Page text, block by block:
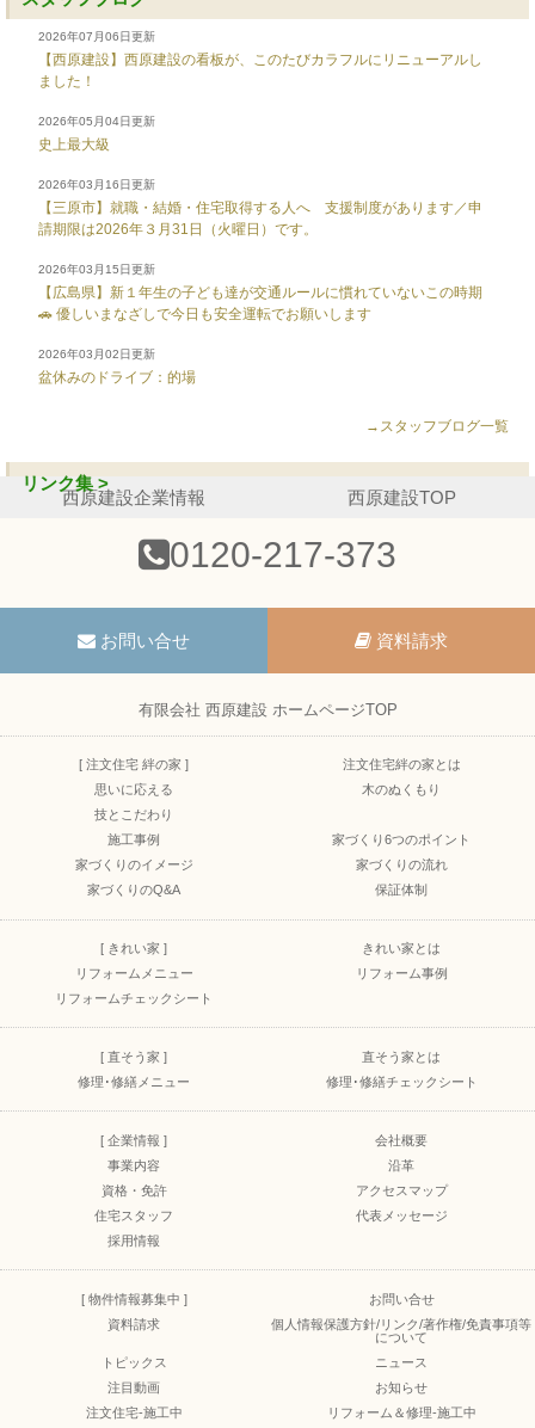
2026年07月06日更新
【西原建設】西原建設の看板が、このたびカラフルにリニューアルし
ました！
2026年05月04日更新
史上最大級
2026年03月16日更新
【三原市】就職・結婚・住宅取得する人へ 支援制度があります／申
請期限は2026年３月31日（火曜日）です。
2026年03月15日更新
【広島県】新１年生の子ども達が交通ルールに慣れていないこの時期
🚗 優しいまなざしで今日も安全運転でお願いします
2026年03月02日更新
盆休みのドライブ：的場
→スタッフブログ一覧
リンク集 >
西原建設企業情報 西原建設TOP
0120-217-373
お問い合せ 資料請求
有限会社 西原建設 ホームページTOP
[ 注文住宅 絆の家 ]
注文住宅絆の家とは
思いに応える
木のぬくもり
技とこだわり
施工事例
家づくり6つのポイント
家づくりのイメージ
家づくりの流れ
家づくりのQ&A
保証体制
[ きれい家 ]
きれい家とは
リフォームメニュー
リフォーム事例
リフォームチェックシート
[ 直そう家 ]
直そう家とは
修理･修繕メニュー
修理･修繕チェックシート
[ 企業情報 ]
会社概要
事業内容
沿革
資格・免許
アクセスマップ
住宅スタッフ
代表メッセージ
採用情報
[ 物件情報募集中 ]
お問い合せ
資料請求
個人情報保護方針/リンク/著作権/免責事項等
について
トピックス
ニュース
注目動画
お知らせ
注文住宅-施工中
リフォーム＆修理-施工中